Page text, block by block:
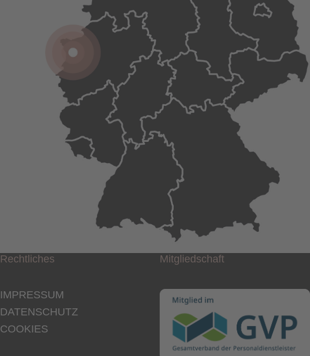
Rechtliches
IMPRESSUM
DATENSCHUTZ
COOKIES
Mitgliedschaft